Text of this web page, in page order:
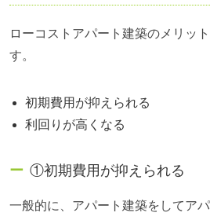
ローコストアパート建築のメリッ
す。
初期費用が抑えられる
利回りが高くなる
①初期費用が抑えられる
一般的に、アパート建築をしてア